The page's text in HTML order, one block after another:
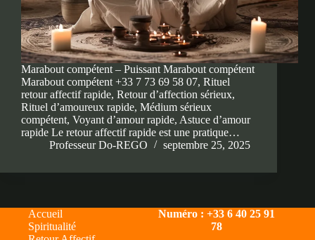
Marabout compétent – Puissant Marabout compétent
Marabout compétent +33 7 73 69 58 07, Rituel
retour affectif rapide, Retour d’affection sérieux,
Rituel d’amoureux rapide, Médium sérieux
compétent, Voyant d’amour rapide, Astuce d’amour
rapide Le retour affectif rapide est une pratique…
Professeur Do-REGO
septembre 25, 2025
Accueil
Spiritualité
Numéro : +33 6 40 25 91
78